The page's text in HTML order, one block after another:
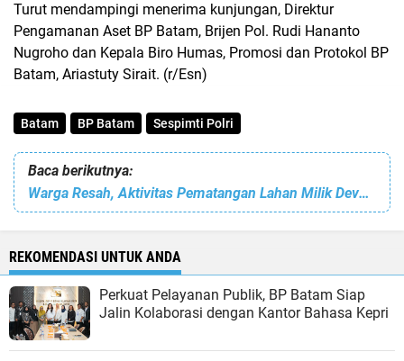
Turut mendampingi menerima kunjungan, Direktur
Pengamanan Aset BP Batam, Brijen Pol. Rudi Hananto
Nugroho dan Kepala Biro Humas, Promosi dan Protokol BP
Batam, Ariastuty Sirait. (r/Esn)
Batam BP Batam Sespimti Polri
Baca berikutnya:
Warga Resah, Aktivitas Pematangan Lahan Milik Developer Perumahan Griya Sagulung Picu Banjir?
REKOMENDASI UNTUK ANDA
Perkuat Pelayanan Publik, BP Batam Siap
Jalin Kolaborasi dengan Kantor Bahasa Kepri